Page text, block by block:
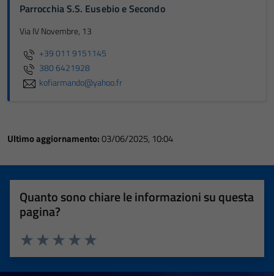
Parrocchia S.S. Eusebio e Secondo
Via IV Novembre, 13
+39 011 9151145
380 6421928
kofiarmando@yahoo.fr
Ultimo aggiornamento:03/06/2025, 10:04
Quanto sono chiare le informazioni su questa
pagina?
Valuta 5 stelle su 5
Valuta 4 stelle su 5
Valuta 3 stelle su 5
Valuta 2 stelle su 5
Valuta 1 stelle su 5